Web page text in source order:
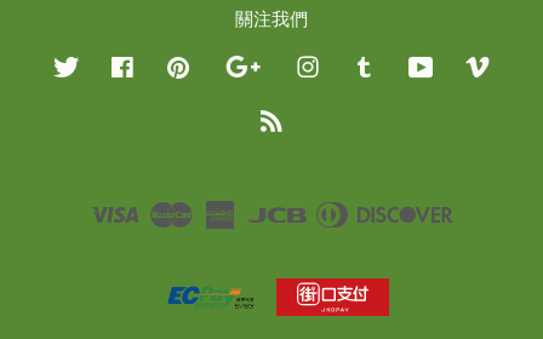
關注我們
Twitter Facebook Pinterest Google InstagramTumblr YouTube
Visa Master
American
JCB
Diners